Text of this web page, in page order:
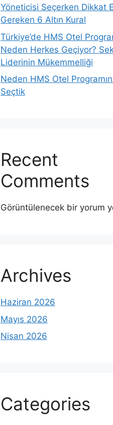
Yöneticisi Seçerken Dikkat
Gereken 6 Altın Kural
Türkiye’de HMS Otel
Neden Herkes Geçiyor?
Liderinin Mükemmelliği
Neden HMS Otel
Seçtik
Recent
Comments
Görüntülenecek bir yorum
Archives
Haziran 2026
Mayıs 2026
Nisan 2026
Categories